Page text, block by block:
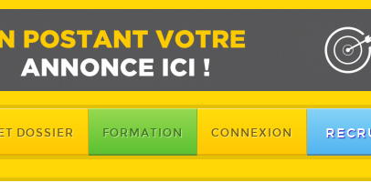
DOSSIER FORMATION CONNEXION